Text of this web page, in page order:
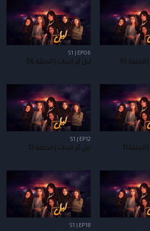
05
S1 | EP06
ليل أم البنات | الحلقة 06
11
S1 | EP12
ليل أم البنات | الحلقة 12
S1 | EP18